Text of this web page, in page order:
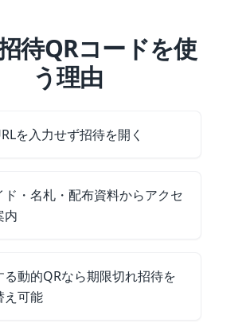
待QRコードを使
う理由
を入力せず招待を開く
ド・名札・配布資料からアクセ
内
る動的QRなら期限切れ招待を
え可能